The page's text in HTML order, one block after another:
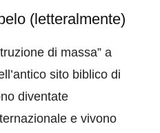
(letteralmente)
di massa” a
sito biblico di
diventate
e vivono